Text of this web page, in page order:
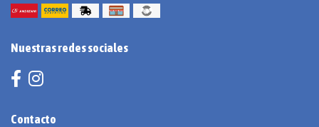
Nuestras redes sociales
Contacto